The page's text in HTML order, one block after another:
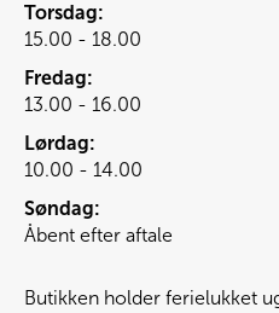
Torsdag:
15.00 - 18.00
Fredag:
13.00 - 16.00
Lørdag:
10.00 - 14.00
Søndag:
Åbent efter aftale
Butikken holder ferielukket